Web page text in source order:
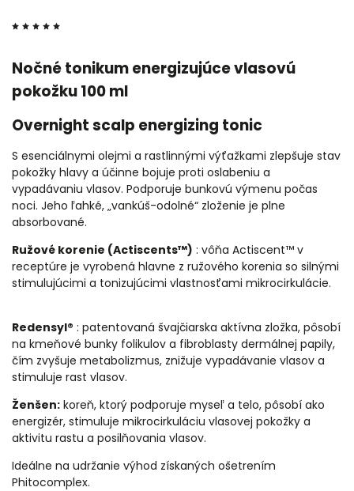
Nočné tonikum energizujúce vlasovú
pokožku 100 ml
Overnight scalp energizing tonic
S esenciálnymi olejmi a rastlinnými výťažkami zlepšuje stav
pokožky hlavy a účinne bojuje proti oslabeniu a
vypadávaniu vlasov. Podporuje bunkovú výmenu počas
noci. Jeho ľahké, „vankúš-odolné“ zloženie je plne
absorbované.
Ružové korenie (Actiscents™) : vôňa Actiscent™ v
receptúre je vyrobená hlavne z ružového korenia so silnými
stimulujúcimi a tonizujúcimi vlastnosťami mikrocirkulácie.
Redensyl® : patentovaná švajčiarska aktívna zložka, pôsobí
na kmeňové bunky folikulov a fibroblasty dermálnej papily,
čím zvyšuje metabolizmus, znižuje vypadávanie vlasov a
stimuluje rast vlasov.
Ženšen: koreň, ktorý podporuje myseľ a telo, pôsobí ako
energizér, stimuluje mikrocirkuláciu vlasovej pokožky a
aktivitu rastu a posilňovania vlasov.
Ideálne na udržanie výhod získaných ošetrením
Phitocomplex.